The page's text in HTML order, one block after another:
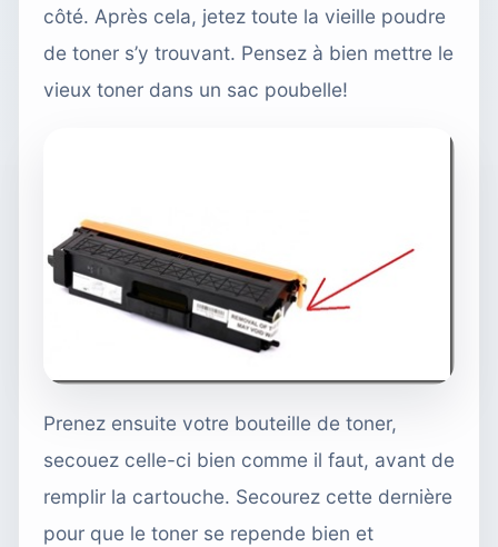
côté. Après cela, jetez toute la vieille poudre
de toner s’y trouvant. Pensez à bien mettre le
vieux toner dans un sac poubelle!
Prenez ensuite votre bouteille de toner,
secouez celle-ci bien comme il faut, avant de
remplir la cartouche. Secourez cette dernière
pour que le toner se repende bien et